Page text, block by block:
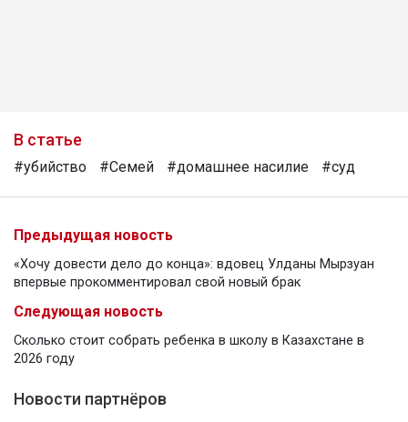
В статье
#убийство #Семей #домашнее насилие #суд
Предыдущая новость
«Хочу довести дело до конца»: вдовец Улданы Мырзуан
впервые прокомментировал свой новый брак
Следующая новость
Сколько стоит собрать ребенка в школу в Казахстане в
2026 году